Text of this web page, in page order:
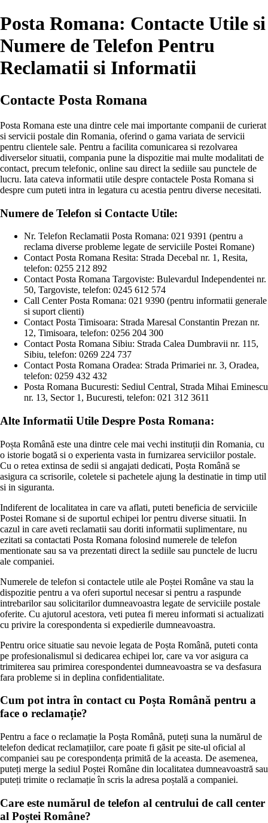
Posta Romana: Contacte Utile si
Numere de Telefon Pentru
Reclamatii si Informatii
Contacte Posta Romana
Posta Romana este una dintre cele mai importante companii de curierat
si servicii postale din Romania, oferind o gama variata de servicii
pentru clientele sale. Pentru a facilita comunicarea si rezolvarea
diverselor situatii, compania pune la dispozitie mai multe modalitati de
contact, precum telefonic, online sau direct la sediile sau punctele de
lucru. Iata cateva informatii utile despre contactele Posta Romana si
despre cum puteti intra in legatura cu acestia pentru diverse necesitati.
Numere de Telefon si Contacte Utile:
Nr. Telefon Reclamatii Posta Romana: 021 9391 (pentru a
reclama diverse probleme legate de serviciile Postei Romane)
Contact Posta Romana Resita: Strada Decebal nr. 1, Resita,
telefon: 0255 212 892
Contact Posta Romana Targoviste: Bulevardul Independentei nr.
50, Targoviste, telefon: 0245 612 574
Call Center Posta Romana: 021 9390 (pentru informatii generale
si suport clienti)
Contact Posta Timisoara: Strada Maresal Constantin Prezan nr.
12, Timisoara, telefon: 0256 204 300
Contact Posta Romana Sibiu: Strada Calea Dumbravii nr. 115,
Sibiu, telefon: 0269 224 737
Contact Posta Romana Oradea: Strada Primariei nr. 3, Oradea,
telefon: 0259 432 432
Posta Romana Bucuresti: Sediul Central, Strada Mihai Eminescu
nr. 13, Sector 1, Bucuresti, telefon: 021 312 3611
Alte Informatii Utile Despre Posta Romana:
Poșta Română este una dintre cele mai vechi instituții din Romania, cu
o istorie bogată si o experienta vasta in furnizarea serviciilor postale.
Cu o retea extinsa de sedii si angajati dedicati, Poșta Română se
asigura ca scrisorile, coletele si pachetele ajung la destinatie in timp util
si in siguranta.
Indiferent de localitatea in care va aflati, puteti beneficia de serviciile
Postei Romane si de suportul echipei lor pentru diverse situatii. In
cazul in care aveti reclamatii sau doriti informatii suplimentare, nu
ezitati sa contactati Posta Romana folosind numerele de telefon
mentionate sau sa va prezentati direct la sediile sau punctele de lucru
ale companiei.
Numerele de telefon si contactele utile ale Poștei Române va stau la
dispozitie pentru a va oferi suportul necesar si pentru a raspunde
intrebarilor sau solicitarilor dumneavoastra legate de serviciile postale
oferite. Cu ajutorul acestora, veti putea fi mereu informati si actualizati
cu privire la corespondenta si expedierile dumneavoastra.
Pentru orice situatie sau nevoie legata de Poșta Română, puteti conta
pe profesionalismul si dedicarea echipei lor, care va vor asigura ca
trimiterea sau primirea corespondentei dumneavoastra se va desfasura
fara probleme si in deplina confidentialitate.
Cum pot intra în contact cu Poșta Română pentru a
face o reclamație?
Pentru a face o reclamație la Poșta Română, puteți suna la numărul de
telefon dedicat reclamațiilor, care poate fi găsit pe site-ul oficial al
companiei sau pe corespondența primită de la aceasta. De asemenea,
puteți merge la sediul Poștei Române din localitatea dumneavoastră sau
puteți trimite o reclamație în scris la adresa poștală a companiei.
Care este numărul de telefon al centrului de call center
al Poștei Române?